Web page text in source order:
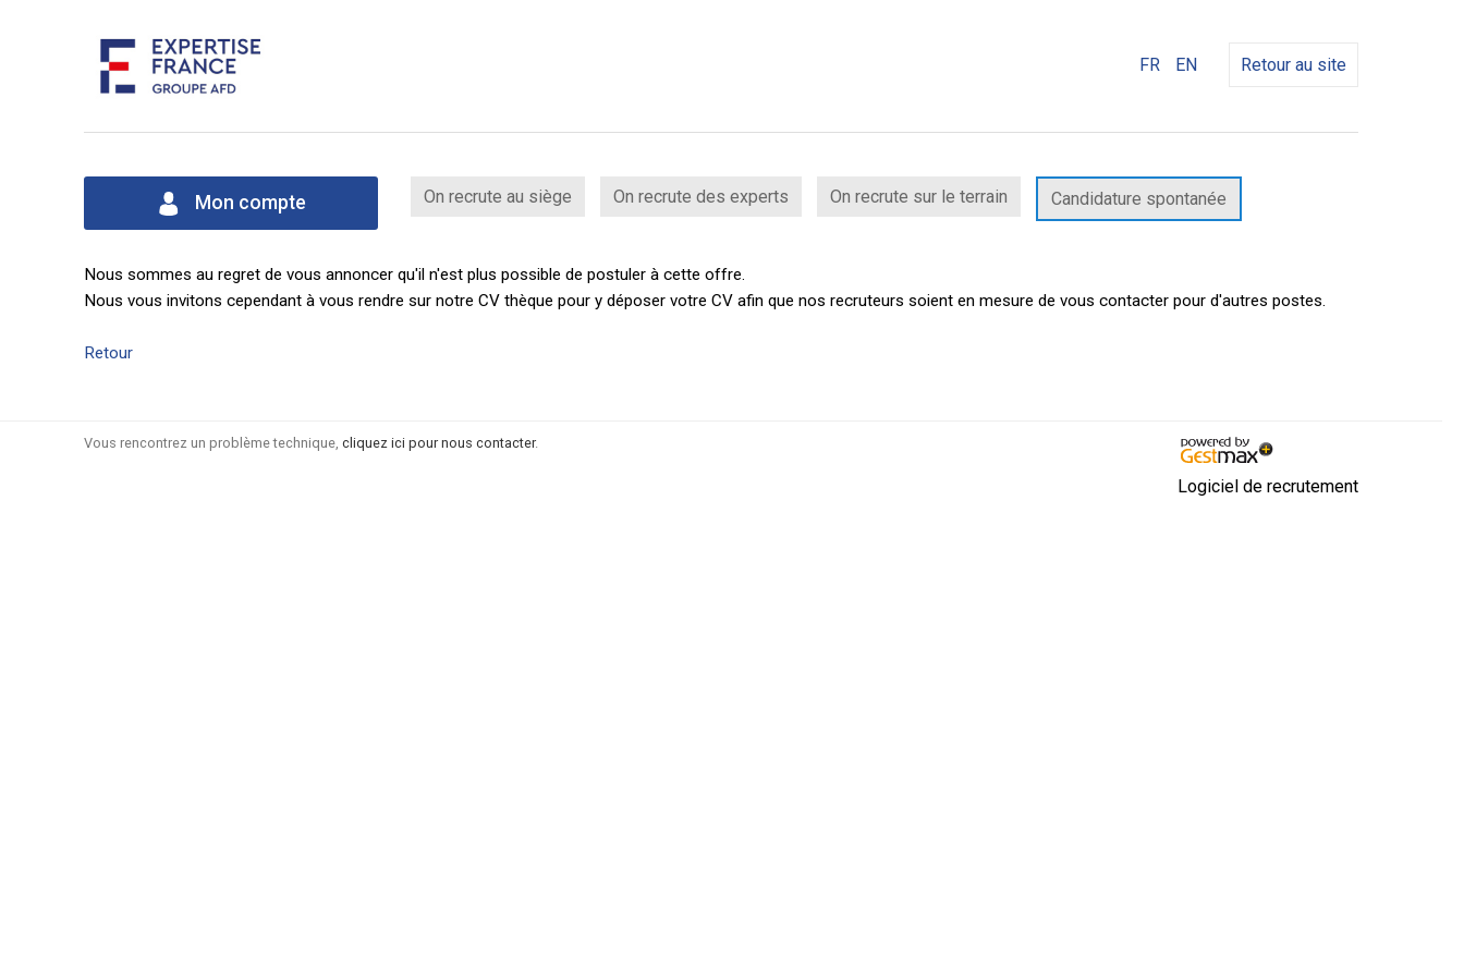
FR EN Retour au site
Mon compte On recrute au siège On recrute des experts On recrute sur le terrain Candidature spontanée
Nous sommes au regret de vous annoncer qu'il n'est plus possible de postuler à cette offre.
Nous vous invitons cependant à vous rendre sur notre CV thèque pour y déposer votre CV afin que nos recruteurs soient en mesure de vous contacter pour d'autres postes.
Retour
Vous rencontrez un problème technique, cliquez ici pour nous contacter.
Logiciel de recrutement